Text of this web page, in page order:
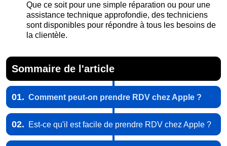
Que ce soit pour une simple réparation ou pour une
assistance technique approfondie, des techniciens
sont disponibles pour répondre à tous les besoins de
la clientèle.
Sommaire de l'article
01. Comment peut-on prendre RDV chez Apple ?
02. Est-ce qu'il est facile de prendre RDV chez Apple ?